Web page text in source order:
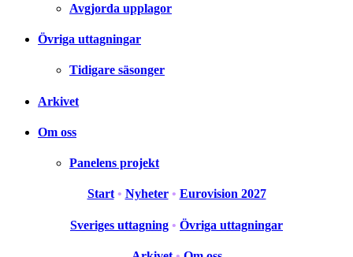
Avgjorda upplagor
Övriga uttagningar
Tidigare säsonger
Arkivet
Om oss
Panelens projekt
Start • Nyheter • Eurovision 2027
Sveriges uttagning • Övriga uttagningar